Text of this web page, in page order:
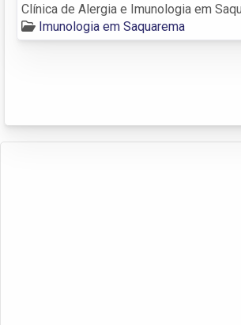
Clínica de Alergia e Imunologia em
Imunologia em Saquarema